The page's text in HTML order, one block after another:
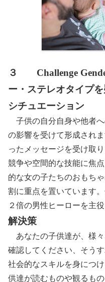
３ Challenge
ー・ステレオタイプを
シチュエーション
子供の自分自身や他者
の影響を受けて形成され
ったメッセージを受け取
競争や空間的な技能に焦
的な女の子たちのおもち
割に重点を置いています
２倍の男性ヒーローを主
解決策
あなたの子供達が、様
確認してください、そう
社会的なスキルを身につ
供達が読むものや観るも